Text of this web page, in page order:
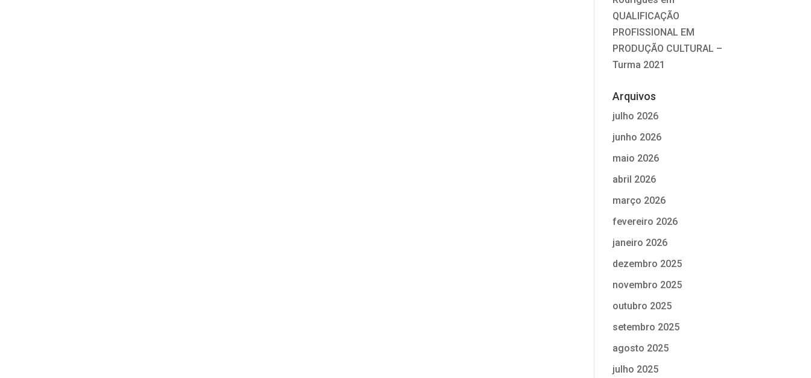
QUALIFICAÇÃO
PROFISSIONAL EM
PRODUÇÃO CULTURAL –
Turma 2021
Arquivos
julho 2026
junho 2026
maio 2026
abril 2026
março 2026
fevereiro 2026
janeiro 2026
dezembro 2025
novembro 2025
outubro 2025
setembro 2025
agosto 2025
julho 2025